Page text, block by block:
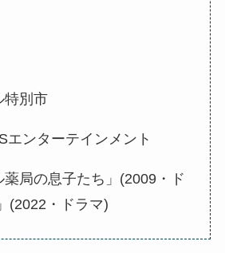
特別市
エンターテインメント
局の息子たち」(2009・ド
(2022・ドラマ)